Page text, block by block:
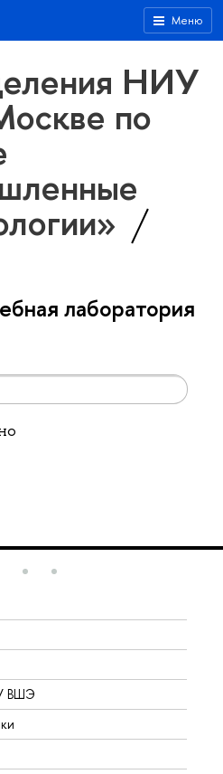
Меню
НИУ
по
лаборатория
ВШЭ